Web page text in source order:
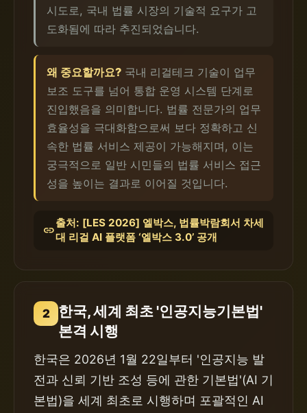
시도로, 국내 법률 시장의 기술적 요구가 고
도화됨에 따라 추진되었습니다.
왜 중요할까요? 국내 리걸테크 기술이 업무
보조 도구를 넘어 통합 운영 시스템 단계로
진입했음을 의미합니다. 법률 전문가의 업무
효율성을 극대화함으로써 보다 정확하고 신
속한 법률 서비스 제공이 가능해지며, 이는
궁극적으로 일반 시민들의 법률 서비스 접근
성을 높이는 결과로 이어질 것입니다.
link
출처: [LES 2026] 엘박스, 법률박람회서 차세
대 리걸 AI 플랫폼 ‘엘박스 3.0’ 공개
2
한국, 세계 최초 '인공지능기본법'
본격 시행
한국은 2026년 1월 22일부터 '인공지능 발
전과 신뢰 기반 조성 등에 관한 기본법'(AI 기
본법)을 세계 최초로 시행하며 포괄적인 AI